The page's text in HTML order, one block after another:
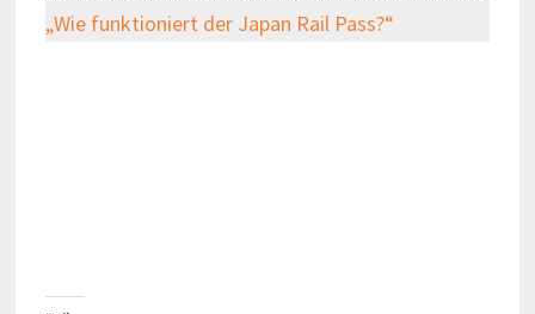
„Wie funktioniert der Japan Rail Pass?“